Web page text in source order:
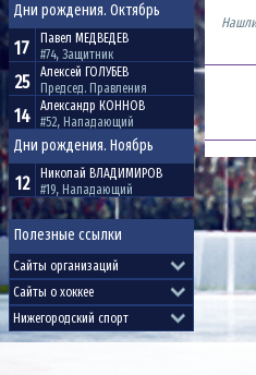
Дни рождения. Октябрь
17 Павел МЕДВЕДЕВ
#74, Защитник
25 Алексей ГОЛУБЕВ
Председ. Правления
14 Александр КОННОВ
#52, Нападающий
Дни рождения. Ноябрь
12 Николай ВЛАДИМИРОВ
#19, Нападающий
Полезные ссылки